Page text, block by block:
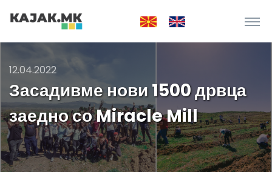
12.04.2022
Засадивме нови 1500 дрвца
заедно со Miracle Mill